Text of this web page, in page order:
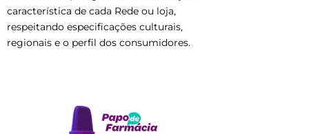
característica de cada Rede ou loja,
respeitando especificações culturais,
regionais e o perfil dos consumidores.